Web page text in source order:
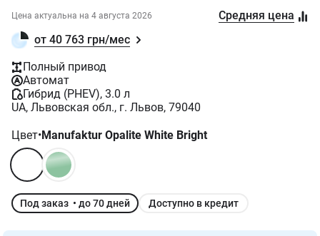
Цена актуальна на 4 августа 2026
Средняя цена
от 40 763 грн/мес
Полный привод
Автомат
Гибрид (PHEV), 3.0 л
UA, Львовская обл., г. Львов, 79040
Цвет•Manufaktur Opalite White Bright
Под заказ • до 70 дней Доступно в кредит